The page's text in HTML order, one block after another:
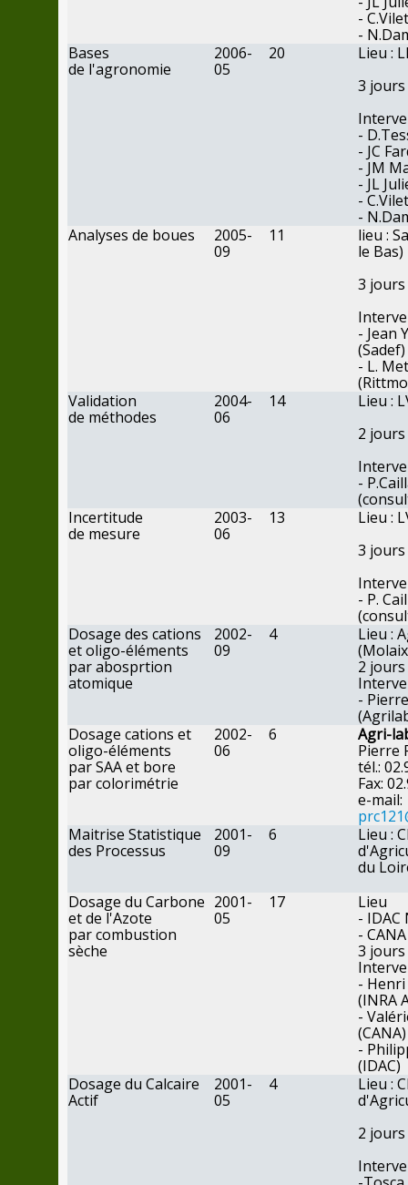
-
-
Bases
de l'agronomie
2006-
05
20
Lieu :
3 jours
-
- JC
- JM
- JL
-
-
Analyses de boues
2005-
09
11
lieu :
le Bas)
3 jours
- Jean
(Sadef)
- L.
Validation
de méthodes
2004-
06
14
Lieu :
2 jours
-
Incertitude
de mesure
2003-
06
13
Lieu :
3 jours
- P.
Dosage des cations
et oligo-éléments
parabosprtion
atomique
2002-
09
4
Lieu :
2 jours
-
Dosage cations et
oligo-éléments
parSAA et bore
parcolorimétrie
2002-
06
6
Agri-
Pierre
tél.:
Fax:
e-mail:
Maitrise Statistique
des Processus
2001-
09
6
Lieu :
du
Dosage du Carbone
etde l'Azote
parcombustion
sèche
2001-
05
17
Lieu
- IDAC
-
3 jours
-
(INRA
-
(CANA)
-
(IDAC)
Dosage du Calcaire
Actif
2001-
05
4
Lieu :
2 jours